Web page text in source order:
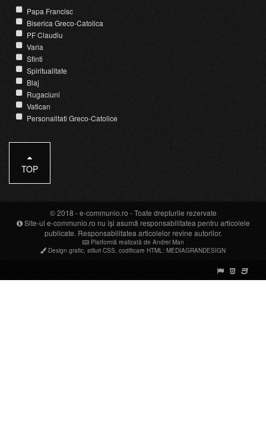
Papa Francisc
Biserica Greco-Catolica
PF Claudiu
Varia
Sfinti
Spiritualitate
Blaj
Rugaciuni
Vatican
Personalitati Greco-Catolice
TOP
© 2018 -e-communio.ro - Toate drepturile rezervate
Site-ul e-communio.ro nu își asumă responsabilitatea pentru articolele
publicate. Responsabilitatea articolelor revine autorilor.
Platformă realizată de Andrei Man
Design grafic stiluri CSS codificare HTML : MEDIAGRANDESIGN